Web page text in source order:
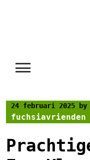
24 februari 2025 by
fuchsiavrienden